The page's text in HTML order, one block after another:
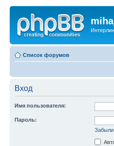
Список форумов
Вход
Имя пользователя:
Пароль:
Забыли